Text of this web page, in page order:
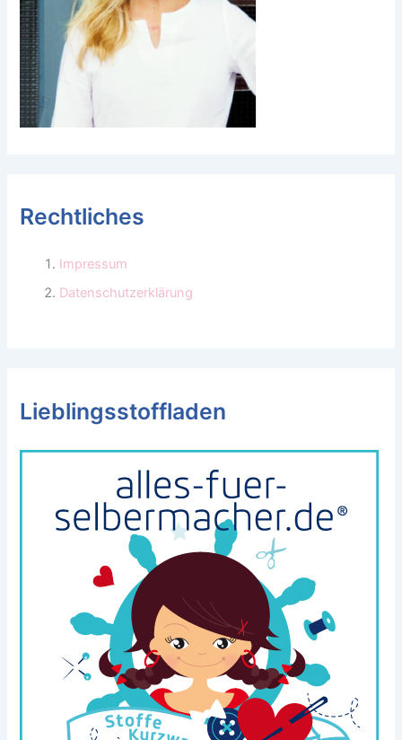
Rechtliches
Impressum
Datenschutzerklärung
Lieblingsstoffladen